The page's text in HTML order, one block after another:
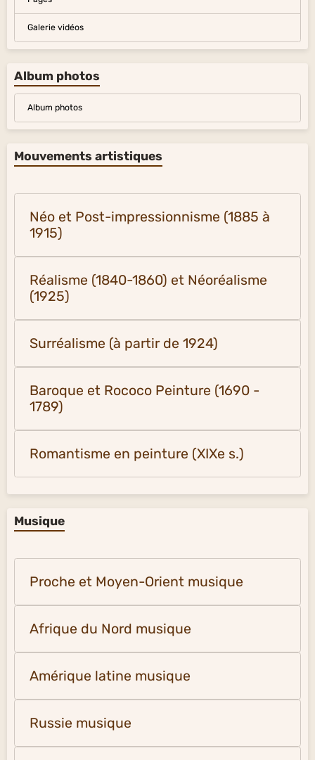
Galerie vidéos
Album photos
Album photos
Mouvements artistiques
Néo et Post-impressionnisme (1885 à
1915)
Réalisme (1840-1860) et Néoréalisme
(1925)
Surréalisme (à partir de 1924)
Baroque et Rococo Peinture (1690 -
1789)
Romantisme en peinture (XIXe s.)
Musique
Proche et Moyen-Orient musique
Afrique du Nord musique
Amérique latine musique
Russie musique